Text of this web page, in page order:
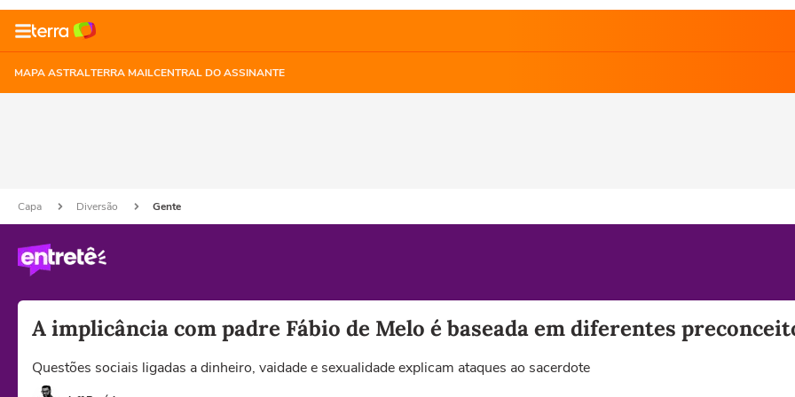
MAPA ASTRALTERRA MAILCENTRAL DO ASSINANTE
Capa Diversão Gente
A implicância com padre Fábio de Melo é baseada em diferentes
Questões sociais ligadas a dinheiro, vaidade e sexualidade explicam ataques ao sacerdote